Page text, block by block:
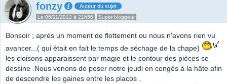
fonzy Auteur du sujet
Le 06/11/2012 à 21h56 Super bloggeur
Bonsoir ; après un moment de flottement ou nous n'avons rien vu
avancer...( qui était en fait le temps de séchage de la chape)
les cloisons apparaissent par magie et le contour des pièces se
dessine .Nous venons de poser notre jeudi en congés à la hâte afin
de descendre les gaines entre les placos .